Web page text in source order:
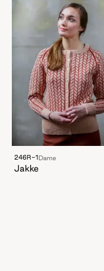
246R-1Dame
Jakke